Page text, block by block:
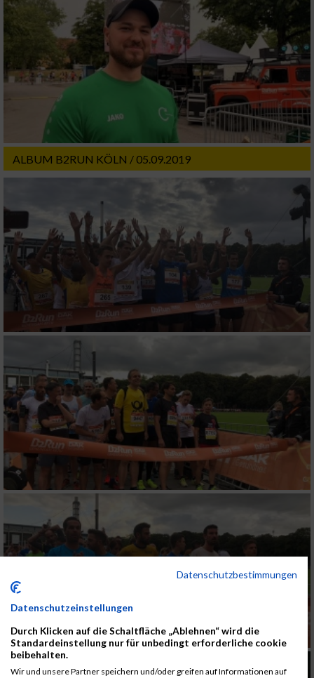
ALBUM B2RUN KÖLN / 05.09.2019
Datenschutzbestimmungen
Datenschutzeinstellungen
Durch Klicken auf die Schaltfläche „Ablehnen“ wird die
Standardeinstellung nur für unbedingt erforderliche cookie
beibehalten.
Wir und unsere Partner speichern und/oder greifen auf Informationen auf